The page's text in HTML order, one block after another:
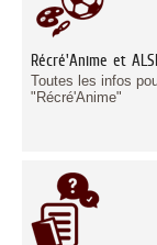
Récré'Anime et
Toutes les infos
"Récré'Anime"